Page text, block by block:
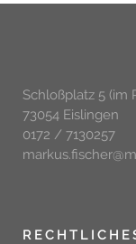
Schloßplatz 5 (im
73054 Eislingen
0172 / 7130257